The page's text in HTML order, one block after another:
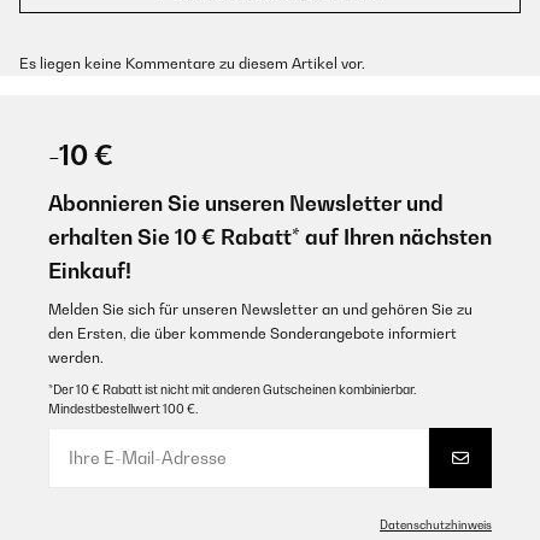
Es liegen keine Kommentare zu diesem Artikel vor.
-10 €
Abonnieren Sie unseren Newsletter und
erhalten Sie 10 € Rabatt* auf Ihren nächsten
Einkauf!
Melden Sie sich für unseren Newsletter an und gehören Sie zu
den Ersten, die über kommende Sonderangebote informiert
werden.
*Der 10 € Rabatt ist nicht mit anderen Gutscheinen kombinierbar.
Mindestbestellwert 100 €.
Datenschutzhinweis